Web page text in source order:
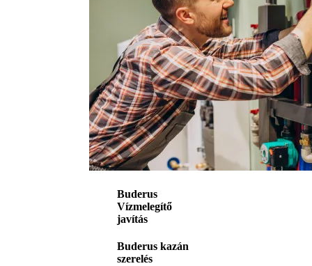
Buderus
Vízmelegítő
javítás
Buderus kazán
szerelés